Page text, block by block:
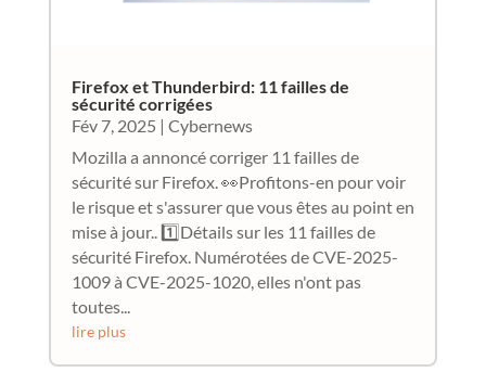
Firefox et Thunderbird: 11 failles de
sécurité corrigées
Fév 7, 2025 | Cybernews
Mozilla a annoncé corriger 11 failles de
sécurité sur Firefox. 👀Profitons-en pour voir
le risque et s'assurer que vous êtes au point en
mise à jour.. 1️⃣Détails sur les 11 failles de
sécurité Firefox. Numérotées de CVE-2025-
1009 à CVE-2025-1020, elles n'ont pas
toutes...
lire plus